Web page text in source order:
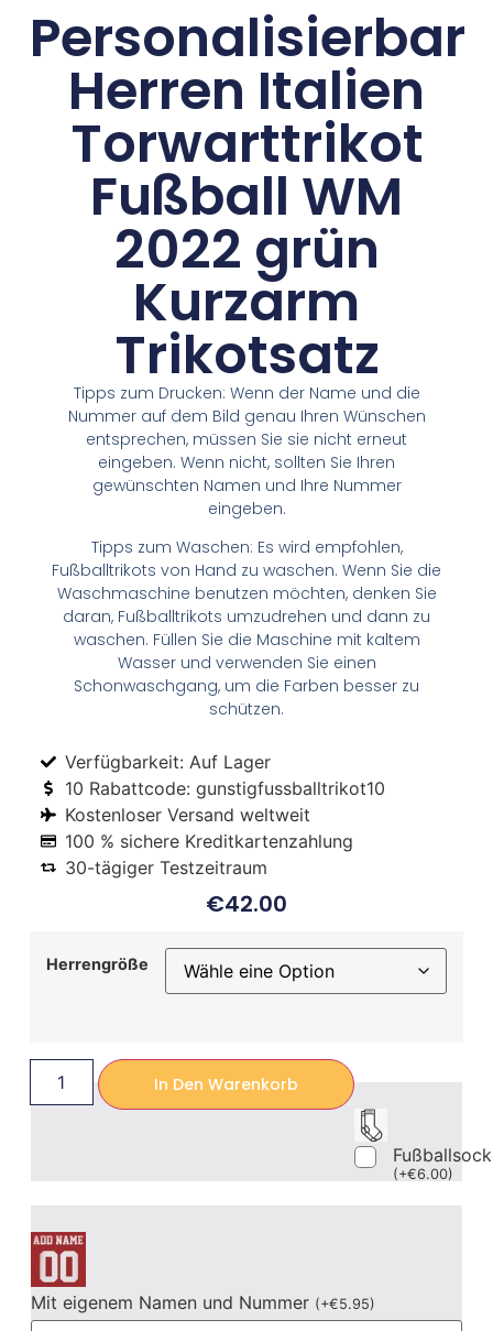
Personalisierbar
Herren Italien
Torwarttrikot
Fußball WM
2022 grün
Kurzarm
Trikotsatz
Tipps zum Drucken: Wenn der Name und die
Nummer auf dem Bild genau Ihren Wünschen
entsprechen, müssen Sie sie nicht erneut
eingeben. Wenn nicht, sollten Sie Ihren
gewünschten Namen und Ihre Nummer
eingeben.
Tipps zum Waschen: Es wird empfohlen,
Fußballtrikots von Hand zu waschen. Wenn Sie die
Waschmaschine benutzen möchten, denken Sie
daran, Fußballtrikots umzudrehen und dann zu
waschen. Füllen Sie die Maschine mit kaltem
Wasser und verwenden Sie einen
Schonwaschgang, um die Farben besser zu
schützen.
Verfügbarkeit: Auf Lager
10 Rabattcode: gunstigfussballtrikot10
Kostenloser Versand weltweit
100 % sichere Kreditkartenzahlung
30-tägiger Testzeitraum
€42.00
Herrengröße
In Den Warenkorb
(+€6.00)
Mit eigenem Namen und Nummer (+€5.95)